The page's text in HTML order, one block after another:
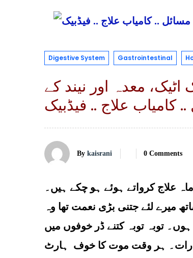
Digestive System Gastrointestinal
معدہ اور نیند کے
کامیاب علاج .. فیڈبیک
By kaisrani 0 Comments
علاج کرواتے ہوئے ہو چکے ہیں۔
میرے لئے جتنی بڑی نعمت تھا وہ
ہوں۔ توبہ توبہ کتنے ڈر خوفوں میں
رات۔ ہر وقت موت کا خوف ہارٹ